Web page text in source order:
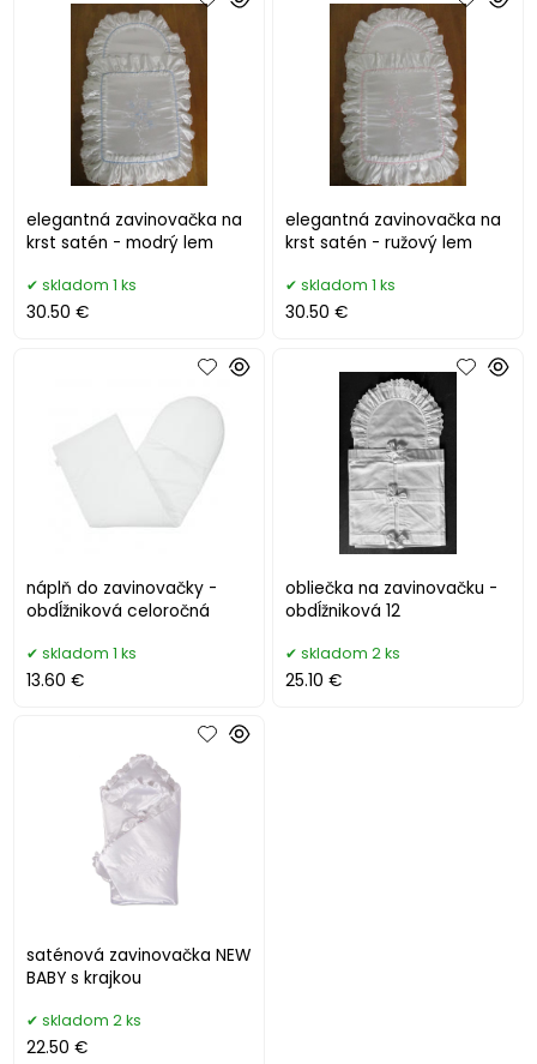
elegantná zavinovačka na
krst satén - modrý lem
skladom 1 ks
30.50 €
elegantná zavinovačka na
krst satén - ružový lem
skladom 1 ks
30.50 €
náplň do zavinovačky -
obdĺžniková celoročná
skladom 1 ks
13.60 €
obliečka na zavinovačku -
obdĺžniková 12
skladom 2 ks
25.10 €
saténová zavinovačka NEW
BABY s krajkou
skladom 2 ks
22.50 €